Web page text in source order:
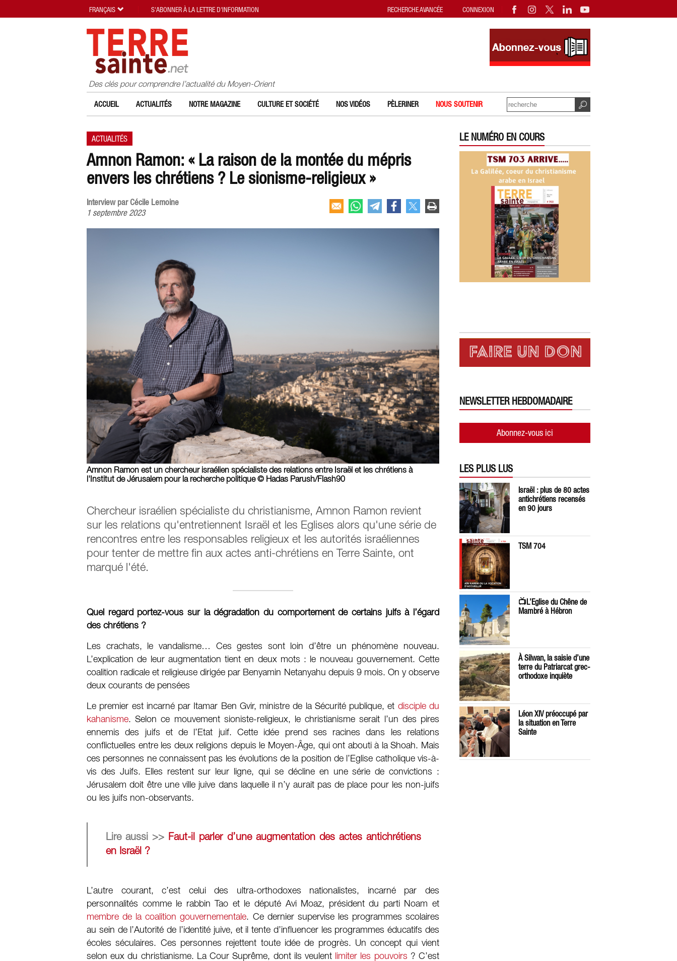
Des clés pour comprendre l’actualité du Moyen-Orient
ACCUEIL ACTUALITÉS NOTRE MAGAZINE CULTURE ET SOCIÉTÉ NOS VIDÉOS PÈLERINER NOUS SOUTENIR
ACTUALITÉS
Amnon Ramon: « La raison de la montée du mépris
envers les chrétiens ? Le sionisme-religieux »
Interview par Cécile Lemoine
1 septembre 2023
Amnon Ramon est un chercheur israélien spécialiste des relations entre Israël et les chrétiens à
l'Institut de Jérusalem pour la recherche politique © Hadas Parush/Flash90
Chercheur israélien spécialiste du christianisme, Amnon Ramon revient
sur les relations qu'entretiennent Israël et les Eglises alors qu'une série de
rencontres entre les responsables religieux et les autorités israéliennes
pour tenter de mettre fin aux actes anti-chrétiens en Terre Sainte, ont
marqué l'été.
Quel regard portez-vous sur la dégradation du comportement de certains juifs à l’égard
des chrétiens ?
Les crachats, le vandalisme… Ces gestes sont loin d’être un phénomène nouveau.
L’explication de leur augmentation tient en deux mots : le nouveau gouvernement. Cette
coalition radicale et religieuse dirigée par Benyamin Netanyahu depuis 9 mois. On y observe
deux courants de pensées
Le premier est incarné par Itamar Ben Gvir, ministre de la Sécurité publique, et disciple du
kahanisme. Selon ce mouvement sioniste-religieux, le christianisme serait l’un des pires
ennemis des juifs et de l’Etat juif. Cette idée prend ses racines dans les relations
conflictuelles entre les deux religions depuis le Moyen-Âge, qui ont abouti à la Shoah. Mais
ces personnes ne connaissent pas les évolutions de la position de l’Eglise catholique vis-à-
vis des Juifs. Elles restent sur leur ligne, qui se décline en une série de convictions :
Jérusalem doit être une ville juive dans laquelle il n’y aurait pas de place pour les non-juifs
ou les juifs non-observants.
Lire aussi >>
Faut-il parler d’une augmentation des actes antichrétiens
en Israël ?
L’autre courant, c’est celui des ultra-orthodoxes nationalistes, incarné par des
personnalités comme le rabbin Tao et le député Avi Moaz, président du parti Noam et
membre de la coalition gouvernementale. Ce dernier supervise les programmes scolaires
au sein de l’Autorité de l’identité juive, et il tente d’influencer les programmes éducatifs des
écoles séculaires. Ces personnes rejettent toute idée de progrès. Un concept qui vient
selon eux du christianisme. La Cour Suprême, dont ils veulent
limiter les pouvoirs ? C’est
LE NUMÉRO EN COURS
NEWSLETTER HEBDOMADAIRE
Abonnez-vous ici
LES PLUS LUS
Israël : plus de 80 actes
antichrétiens recensés
en 90 jours
TSM 704
📺L’Eglise du Chêne de
Mambré à Hébron
À Silwan, la saisie d’une
terre du Patriarcat grec-
orthodoxe inquiète
Léon XIV préoccupé par
la situation en Terre
Sainte
RECHERCHE AVANCÉE CONNEXION
FRANÇAIS S'ABONNER À LA LETTRE D'INFORMATION